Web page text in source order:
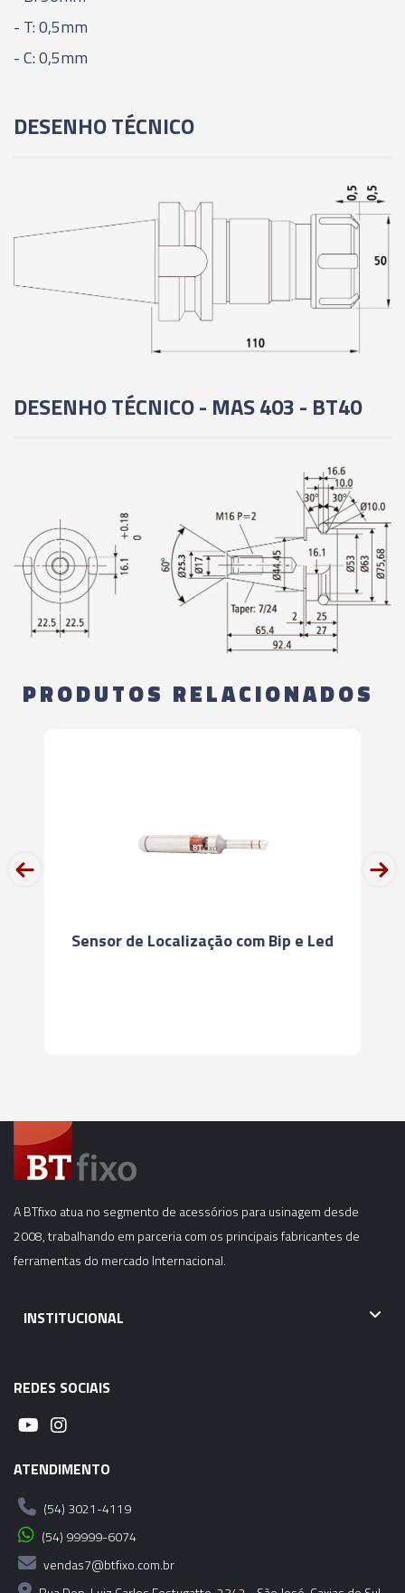
- T: 0,5mm
- C: 0,5mm
DESENHO TÉCNICO
DESENHO TÉCNICO - MAS 403 - BT40
PRODUTOS RELACIONADOS
Sensor de Localização com Bip e Led
prev next
A BTfixo atua no segmento de acessórios para usinagem desde
2008, trabalhando em parceria com os principais fabricantes de
ferramentas do mercado Internacional.
INSTITUCIONAL
REDES SOCIAIS
ATENDIMENTO
(54) 3021-4119
(54) 99999-6074
vendas7@btfixo.com.br